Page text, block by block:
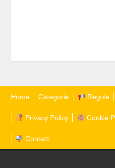
Home Categorie Regole
Privacy Policy Cookie
Contatti